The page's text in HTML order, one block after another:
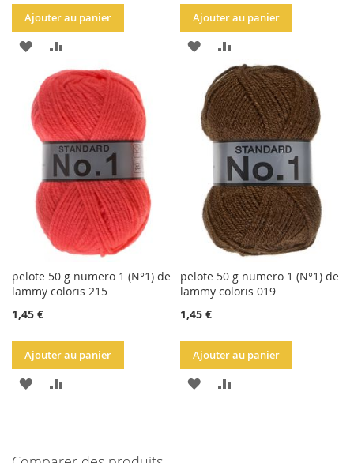
Ajouter au panier
AJOUTER
LA
LISTE
D'ACHATS
AU
COMPARATEUR
Ajouter au panier
AJOUTER
LA
LISTE
D'ACHATS
AU
COMPARATEUR
pelote 50 g numero 1 (N°1) de
lammy coloris 215
1,45 €
Ajouter au panier
AJOUTER
pelote 50 g numero 1 (N°1) de
lammy coloris 019
1,45 €
Ajouter au panier
AJOUTER